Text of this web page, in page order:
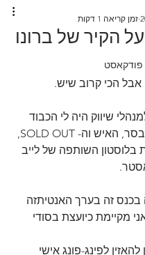
על הקיר של ברונו
זמן קריאה 1 דקות
אבל הכי קרוב שיש.
שיווק היה לי הכבוד
לראיין את גיא בסר, האיש וה- SOLD OUT,
בלוסטון השותפה של לייב
בכנס זה בערך האנטיתזה
1:1 שאני מקיימת כיועצת בסודי
לפינג-פונג אישי